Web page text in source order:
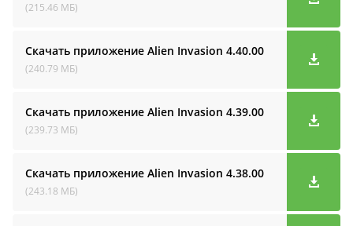
(215.46 МБ)
Скачать приложение Alien Invasion 4.40.00
(240.79 МБ)
Скачать приложение Alien Invasion 4.39.00
(239.73 МБ)
Скачать приложение Alien Invasion 4.38.00
(243.18 МБ)